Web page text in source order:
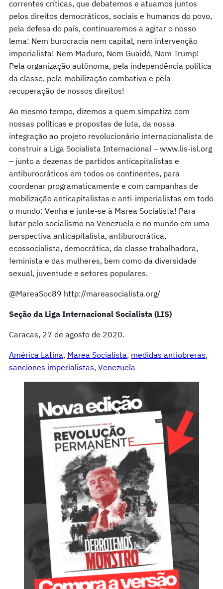
correntes críticas, que debatemos e atuamos juntos
pelos direitos democráticos, sociais e humanos do povo,
pela defesa do país, continuaremos a agitar o nosso
lema: Nem burocracia nem capital, nem intervenção
imperialista! Nem Maduro, Nem Guaidó, Nem Trump!
Pela organização autônoma, pela independência política
da classe, pela mobilização combativa e pela
recuperação de nossos direitos!
Ao mesmo tempo, dizemos a quem simpatiza com
nossas políticas e propostas de luta, da nossa
integração ao projeto revolucionário internacionalista de
construir a Liga Socialista Internacional – www.lis-isl.org
– junto a dezenas de partidos anticapitalistas e
antiburocráticos em todos os continentes, para
coordenar programaticamente e com campanhas de
mobilização anticapitalistas e anti-imperialistas em todo
o mundo: Venha e junte-se à Marea Socialista! Para
lutar pelo socialismo na Venezuela e no mundo em uma
perspectiva anticapitalista, antiburocrática,
ecossocialista, democrática, da classe trabalhadora,
feminista e das mulheres, bem como da diversidade
sexual, juventude e setores populares.
@MareaSoc89 http://mareasocialista.org/
Seção da Liga Internacional Socialista (LIS)
Caracas, 27 de agosto de 2020.
América Latina, Marea Socialista, medidas antiobreras
sanciones imperialistas, Venezuela